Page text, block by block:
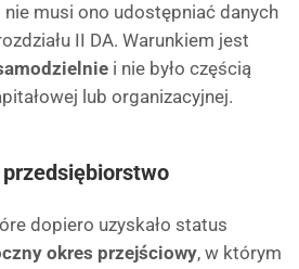
nie musi ono udostępniać danych
II DA. Warunkiem jest
i nie było częścią
lub organizacyjnej.
dopiero uzyskało status
okres przejściowy, w którym